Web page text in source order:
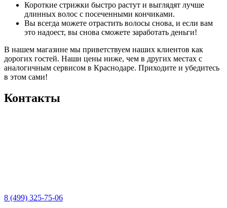
Короткие стрижки быстро растут и выглядят лучше
длинных волос с посеченными кончиками.
Вы всегда можете отрастить волосы снова, и если вам
это надоест, вы снова сможете заработать деньги!
В нашем магазине мы приветствуем наших клиентов как
дорогих гостей. Наши цены ниже, чем в других местах с
аналогичным сервисом в Краснодаре. Приходите и убедитесь
в этом сами!
Контакты
8 (499) 325-75-06